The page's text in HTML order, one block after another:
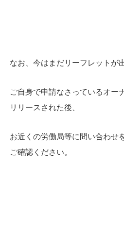
なお、今はまだリーフレットが
ご自身で申請なさっているオー
リリースされた後、
お近くの労働局等に問い合わせ
ご確認ください。